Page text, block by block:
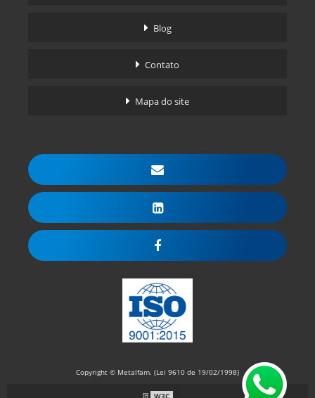
Blog
Contato
Mapa do site
Copyright © Metalfam. (Lei 9610 de 19/02/1998)